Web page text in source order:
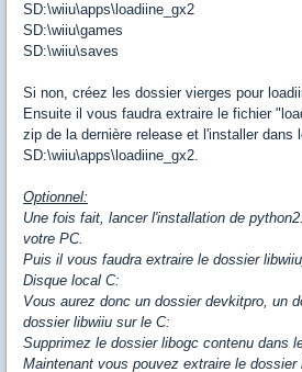
SD:\wiiu\apps\loadiine_gx2
SD:\wiiu\games
SD:\wiiu\saves
Si non, créez les dossier vierges pour
Ensuite il vous faudra extraire le fichier
zip de la dernière release et l'installer dans
SD:\wiiu\apps\loadiine_gx2.
Optionnel:
Une fois fait, lancer l'installation de
votre PC.
Puis il vous faudra extraire le dossier
Disque local C:
Vous aurez donc un dossier devkitpro, un
dossier libwiiu sur le C:
Supprimez le dossier libogc contenu dans
Maintenant vous pouvez extraire le